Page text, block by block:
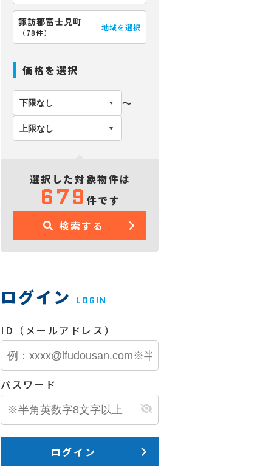
諏訪郡富士見町
（78件）
地域を選択
価格を選択
〜
選択した対象物件は
679 件です
検索する
ログイン LOGIN
ID（メールアドレス）
パスワード
ログイン